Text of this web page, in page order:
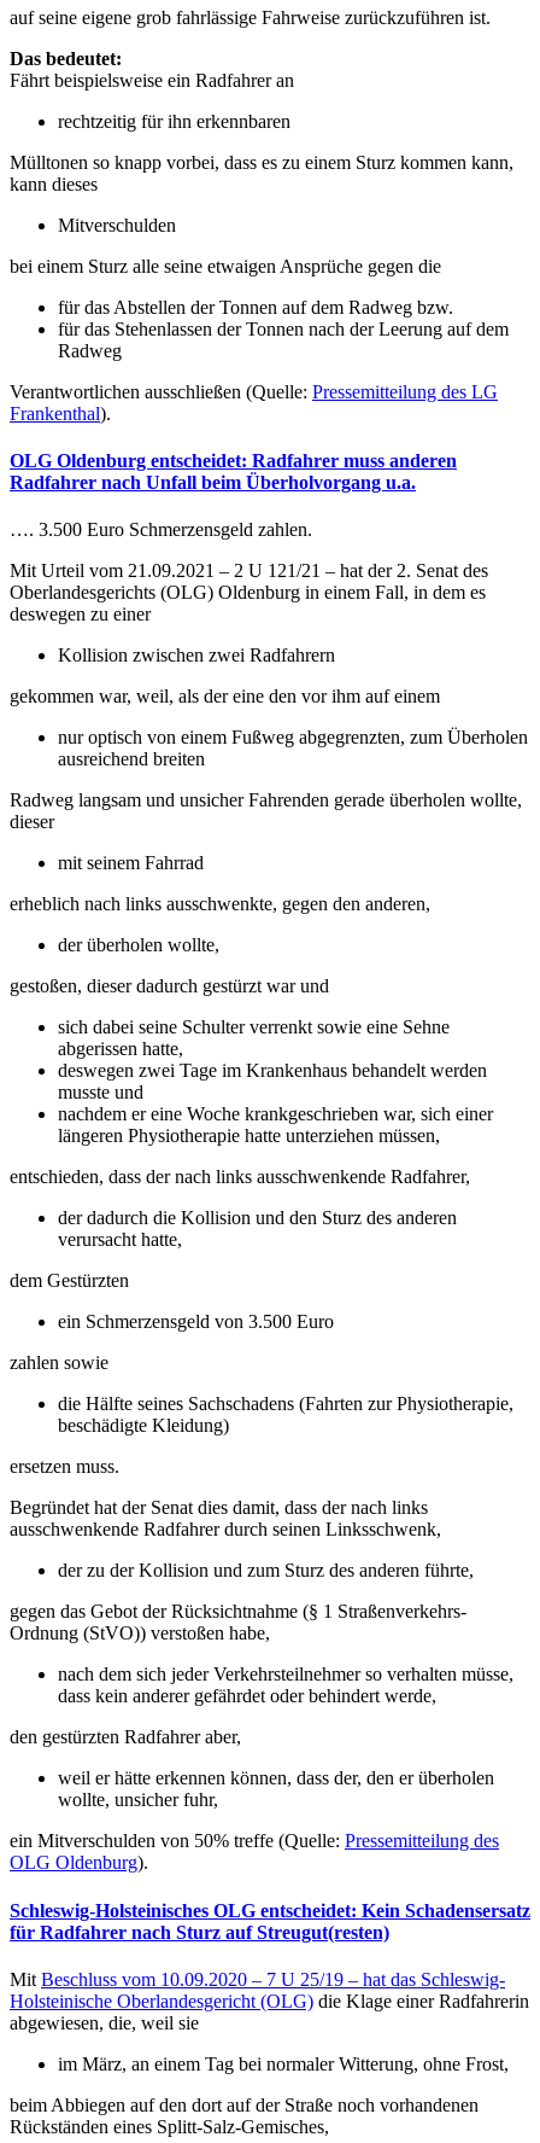
auf seine eigene grob fahrlässige Fahrweise zurückzuführen ist.
Das bedeutet:
Fährt beispielsweise ein Radfahrer an
rechtzeitig für ihn erkennbaren
Mülltonen so knapp vorbei, dass es zu einem Sturz kommen kann,
kann dieses
Mitverschulden
bei einem Sturz alle seine etwaigen Ansprüche gegen die
für das Abstellen der Tonnen auf dem Radweg bzw.
für das Stehenlassen der Tonnen nach der Leerung auf dem
Radweg
Verantwortlichen ausschließen (Quelle: Pressemitteilung des LG
Frankenthal).
OLG Oldenburg entscheidet: Radfahrer muss anderen
Radfahrer nach Unfall beim Überholvorgang u.a.
…. 3.500 Euro Schmerzensgeld zahlen.
Mit Urteil vom 21.09.2021 – 2 U 121/21 – hat der 2. Senat des
Oberlandesgerichts (OLG) Oldenburg in einem Fall, in dem es
deswegen zu einer
Kollision zwischen zwei Radfahrern
gekommen war, weil, als der eine den vor ihm auf einem
nur optisch von einem Fußweg abgegrenzten, zum Überholen
ausreichend breiten
Radweg langsam und unsicher Fahrenden gerade überholen wollte,
dieser
mit seinem Fahrrad
erheblich nach links ausschwenkte, gegen den anderen,
der überholen wollte,
gestoßen, dieser dadurch gestürzt war und
sich dabei seine Schulter verrenkt sowie eine Sehne
abgerissen hatte,
deswegen zwei Tage im Krankenhaus behandelt werden
musste und
nachdem er eine Woche krankgeschrieben war, sich einer
längeren Physiotherapie hatte unterziehen müssen,
entschieden, dass der nach links ausschwenkende Radfahrer,
der dadurch die Kollision und den Sturz des anderen
verursacht hatte,
dem Gestürzten
ein Schmerzensgeld von 3.500 Euro
zahlen sowie
die Hälfte seines Sachschadens (Fahrten zur Physiotherapie,
beschädigte Kleidung)
ersetzen muss.
Begründet hat der Senat dies damit, dass der nach links
ausschwenkende Radfahrer durch seinen Linksschwenk,
der zu der Kollision und zum Sturz des anderen führte,
gegen das Gebot der Rücksichtnahme (§ 1 Straßenverkehrs-
Ordnung (StVO)) verstoßen habe,
nach dem sich jeder Verkehrsteilnehmer so verhalten müsse,
dass kein anderer gefährdet oder behindert werde,
den gestürzten Radfahrer aber,
weil er hätte erkennen können, dass der, den er überholen
wollte, unsicher fuhr,
ein Mitverschulden von 50% treffe (Quelle: Pressemitteilung des
OLG Oldenburg).
Schleswig-Holsteinisches OLG entscheidet: Kein Schadensersatz
für Radfahrer nach Sturz auf Streugut(resten)
Mit Beschluss vom 10.09.2020 – 7 U 25/19 – hat das Schleswig-
Holsteinische Oberlandesgericht (OLG) die Klage einer Radfahrerin
abgewiesen, die, weil sie
im März, an einem Tag bei normaler Witterung, ohne Frost,
beim Abbiegen auf den dort auf der Straße noch vorhandenen
Rückständen eines Splitt-Salz-Gemisches,